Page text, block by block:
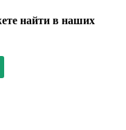
найти в наших